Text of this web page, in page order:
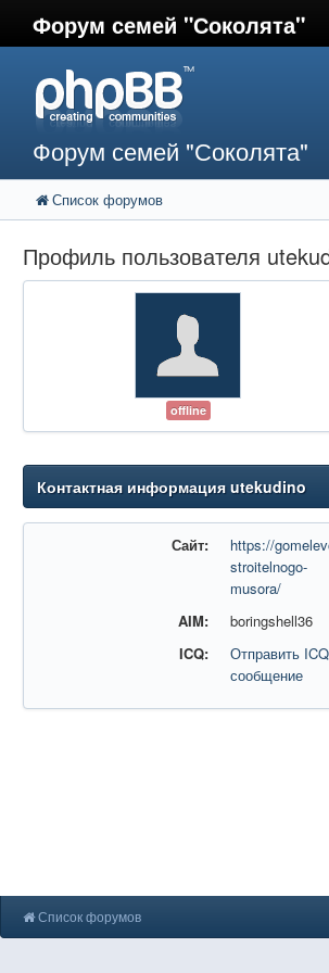
Форум семей "Соколята"
Форум семей "Соколята"
Список форумов
Профиль пользователя
offline
Контактная информация utekudino
Сайт:
https://
stroitelnogo-
musora/
AIM:
boringshell36
ICQ:
Отправить
сообщение
Список форумов